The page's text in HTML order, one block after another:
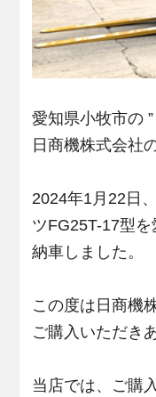
愛知県小牧市の
日商機株式会社
2024年1月22日
ツFG25T-17型
納車しました。
この度は日商機
ご購入いただき
当店では、ご購